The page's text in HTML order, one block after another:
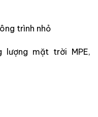
trình nhỏ
lượng mặt trời MPE,